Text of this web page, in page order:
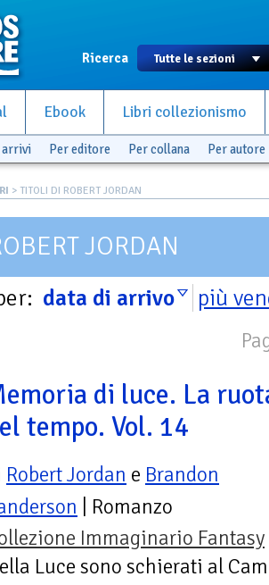
Ricerca
Ebook Libri collezionismo
Per editore Per collana Per autore
> TITOLI DI ROBERT JORDAN
JORDAN
data di arrivo più
di luce. La
tempo. Vol. 14
Robert Jordan e Brandon
| Romanzo
Immaginario Fantasy
Luce sono schierati al